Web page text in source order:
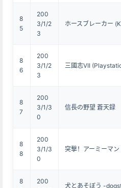
8
5
200
3/1/2
3
ホースブレーカー
8
6
200
3/1/2
3
三國志VII
8
7
200
3/1/3
0
信長の野望 蒼天録
8
8
200
3/1/3
0
突撃！アーミーマ
8
200
犬とあそぼう -